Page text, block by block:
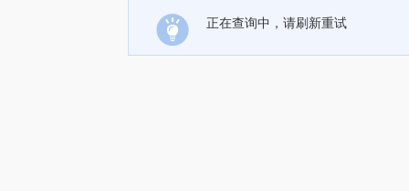
正在查询中，请刷新重试